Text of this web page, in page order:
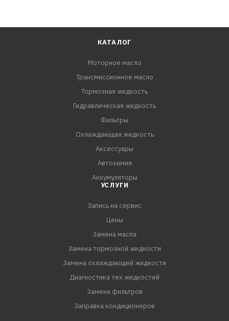
КАТАЛОГ
Моторное масло
Трансмиссионное масло
Тормозная жидкость
Гидравлическая жидкость
Фильтры
Охлаждающая жидкость
Аксессуары
Автохимия
Аккумуляторы
УСЛУГИ
Запись на сервис
Цены
Замена масла
Замена тормозной жидкости
Замена охлаждающей жидкости
Диагностика тех.жидкостей
Замена фильтров
Заправка кондиционеров